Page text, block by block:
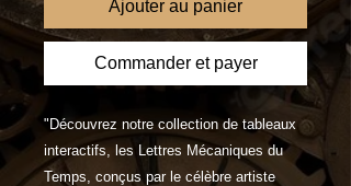
Ajouter au panier
Commander et payer
"Découvrez notre collection de tableaux
interactifs, les Lettres Mécaniques du
Temps, conçus par le célèbre artiste